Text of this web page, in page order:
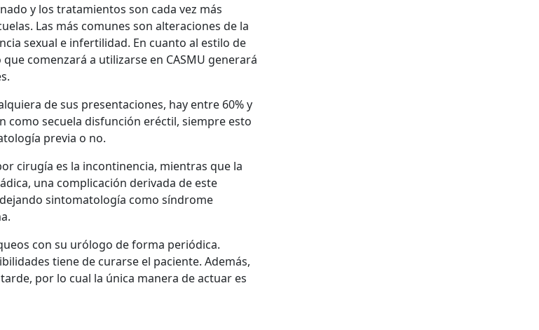
y los tratamientos son cada vez más
Las más comunes son alteraciones de la
sexual e infertilidad. En cuanto al estilo de
comenzará a utilizarse en CASMU generará
de sus presentaciones, hay entre 60% y
como secuela disfunción eréctil, siempre esto
previa o no.
cirugía es la incontinencia, mientras que la
una complicación derivada de este
sintomatología como síndrome
con su urólogo de forma periódica.
tiene de curarse el paciente. Además,
por lo cual la única manera de actuar es